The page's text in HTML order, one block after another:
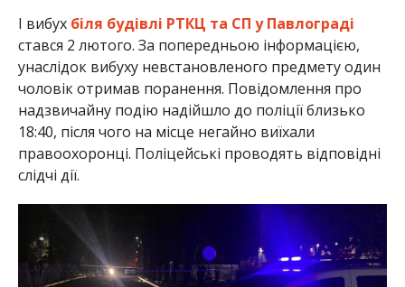
І вибух біля будівлі РТКЦ та СП у Павлограді
стався 2 лютого. За попередньою інформацією,
унаслідок вибуху невстановленого предмету один
чоловік отримав поранення. Повідомлення про
надзвичайну подію надійшло до поліції близько
18:40, після чого на місце негайно виїхали
правоохоронці. Поліцейські проводять відповідні
слідчі дії.